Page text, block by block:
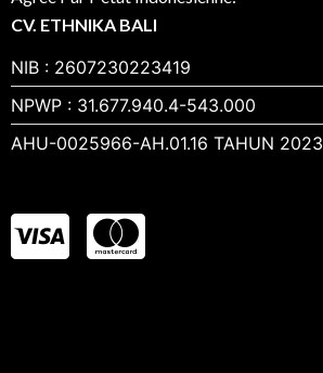
CV. ETHNIKA BALI
NIB : 2607230223419
NPWP : 31.677.940.4-543.000
AHU-0025966-AH.01.16 TAHUN 2023